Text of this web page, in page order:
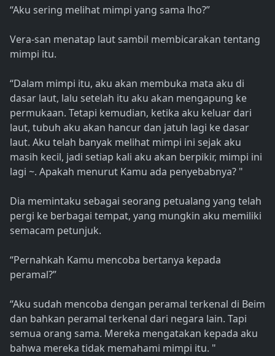
“Aku sering melihat mimpi yang sama lho?”
Vera-san menatap laut sambil membicarakan tentang
mimpi itu.
“Dalam mimpi itu, aku akan membuka mata aku di
dasar laut, lalu setelah itu aku akan mengapung ke
permukaan. Tetapi kemudian, ketika aku keluar dari
laut, tubuh aku akan hancur dan jatuh lagi ke dasar
laut. Aku telah banyak melihat mimpi ini sejak aku
masih kecil, jadi setiap kali aku akan berpikir, mimpi ini
lagi ~. Apakah menurut Kamu ada penyebabnya? "
Dia memintaku sebagai seorang petualang yang telah
pergi ke berbagai tempat, yang mungkin aku memiliki
semacam petunjuk.
“Pernahkah Kamu mencoba bertanya kepada
peramal?”
“Aku sudah mencoba dengan peramal terkenal di Beim
dan bahkan peramal terkenal dari negara lain. Tapi
semua orang sama. Mereka mengatakan kepada aku
bahwa mereka tidak memahami mimpi itu. "